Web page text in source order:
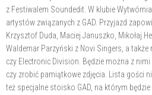
z Festiwalem Soundedit. W klubie
artystów związanych z GAD. Przyjazd
Krzysztof Duda, Maciej Januszko, Mikołaj
Waldemar Parzyński z Novi Singers, a
czy Electronic Division. Będzie można z
czy zrobić pamiątkowe zdjęcia. Lista gości
też specjalne stoisko GAD, na którym